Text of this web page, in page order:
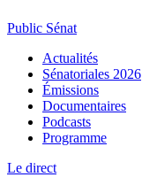
Public Sénat
Actualités
Sénatoriales 2026
Émissions
Documentaires
Podcasts
Programme
Le direct